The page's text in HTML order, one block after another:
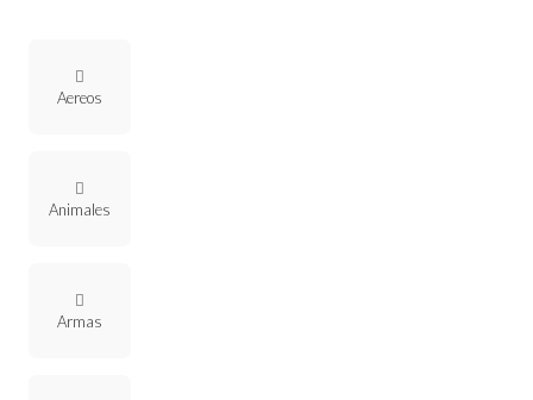
Aereos
Animales
Armas